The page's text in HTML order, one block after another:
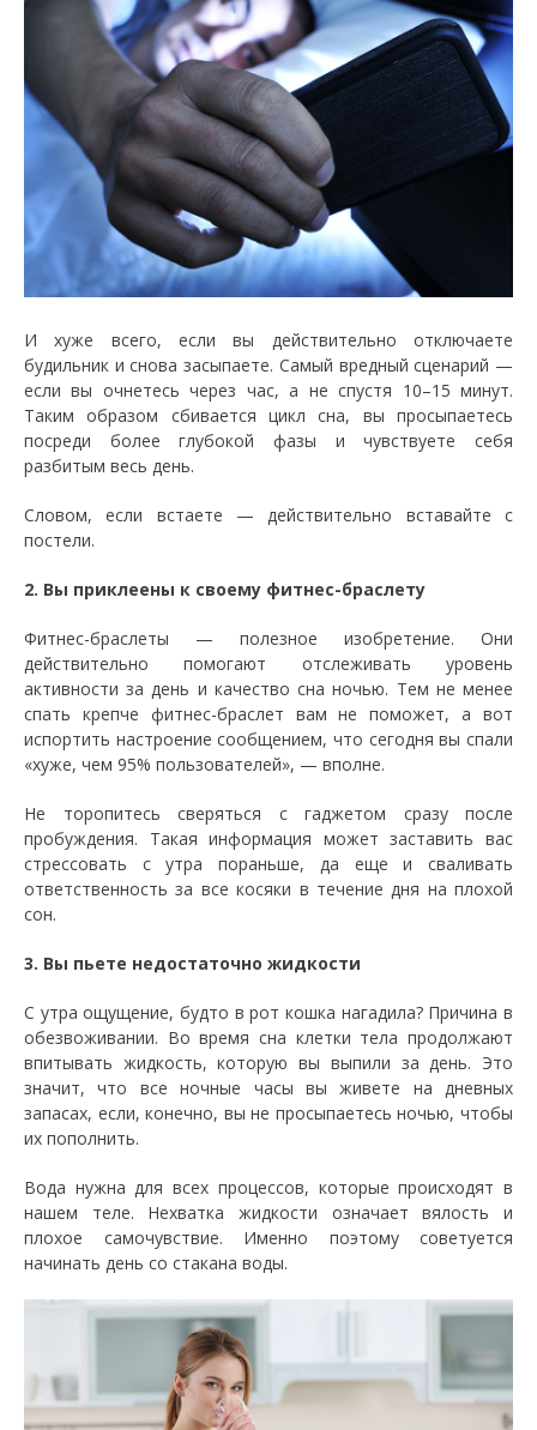
И хуже всего, если вы действительно отключаете
будильник и снова засыпаете. Самый вредный сценарий —
если вы очнетесь через час, а не спустя 10–15 минут.
Таким образом сбивается цикл сна, вы просыпаетесь
посреди более глубокой фазы и чувствуете себя
разбитым весь день.
Словом, если встаете — действительно вставайте с
постели.
2. Вы приклеены к своему фитнес-браслету
Фитнес-браслеты — полезное изобретение. Они
действительно помогают отслеживать уровень
активности за день и качество сна ночью. Тем не менее
спать крепче фитнес-браслет вам не поможет, а вот
испортить настроение сообщением, что сегодня вы спали
«хуже, чем 95% пользователей», — вполне.
Не торопитесь сверяться с гаджетом сразу после
пробуждения. Такая информация может заставить вас
стрессовать с утра пораньше, да еще и сваливать
ответственность за все косяки в течение дня на плохой
сон.
3. Вы пьете недостаточно жидкости
С утра ощущение, будто в рот кошка нагадила? Причина в
обезвоживании. Во время сна клетки тела продолжают
впитывать жидкость, которую вы выпили за день. Это
значит, что все ночные часы вы живете на дневных
запасах, если, конечно, вы не просыпаетесь ночью, чтобы
их пополнить.
Вода нужна для всех процессов, которые происходят в
нашем теле. Нехватка жидкости означает вялость и
плохое самочувствие. Именно поэтому советуется
начинать день со стакана воды.